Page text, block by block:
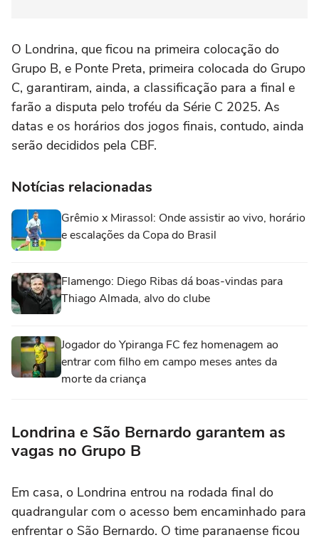
O Londrina, que ficou na primeira colocação do
Grupo B, e Ponte Preta, primeira colocada do Grupo
C, garantiram, ainda, a classificação para a final e
farão a disputa pelo troféu da Série C 2025. As
datas e os horários dos jogos finais, contudo, ainda
serão decididos pela CBF.
Notícias relacionadas
Grêmio x Mirassol: Onde assistir ao vivo, horário
e escalações da Copa do Brasil
Flamengo: Diego Ribas dá boas-vindas para
Thiago Almada, alvo do clube
Jogador do Ypiranga FC fez homenagem ao
entrar com filho em campo meses antes da
morte da criança
Londrina e São Bernardo garantem as
vagas no Grupo B
Em casa, o Londrina entrou na rodada final do
quadrangular com o acesso bem encaminhado para
enfrentar o São Bernardo. O time paranaense ficou